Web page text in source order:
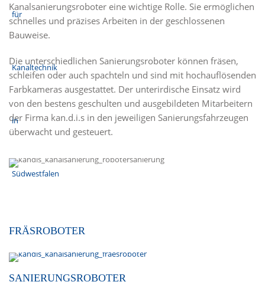
Kanalsanierungsroboter eine wichtige Rolle. Sie ermöglichen
schnelles und präzises Arbeiten in der geschlossenen
Bauweise.
Die unterschiedlichen Sanierungsroboter können fräsen,
schleifen oder auch spachteln und sind mit hochauflösenden
Farbkameras ausgestattet. Der unterirdische Einsatz wird
von den bestens geschulten und ausgebildeten Mitarbeitern
der Firma kan.d.i.s in den jeweiligen Sanierungsfahrzeugen
überwacht und gesteuert.
FRÄSROBOTER
SANIERUNGSROBOTER